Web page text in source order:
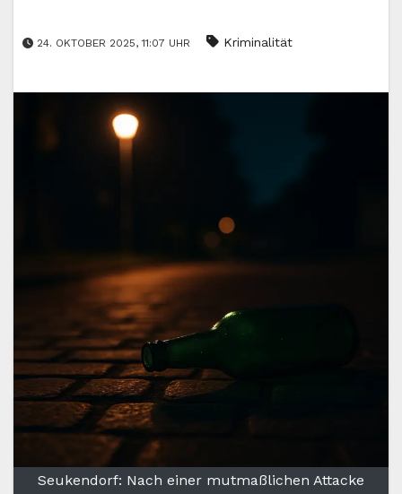
24. OKTOBER 2025, 11:07 UHR Kriminalität
Seukendorf: Nach einer mutmaßlichen Attacke